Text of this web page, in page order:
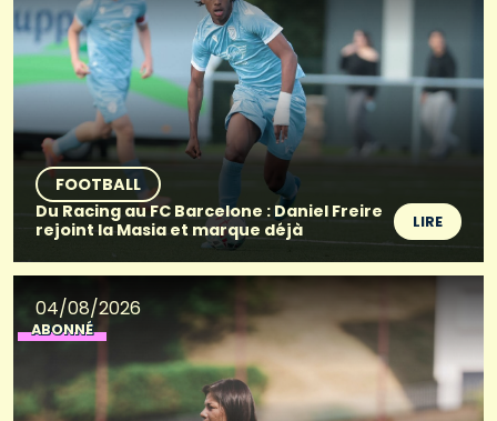
FOOTBALL
Du Racing au FC Barcelone : Daniel Freire
rejoint la Masia et marque déjà
LIRE
04/08/2026
ABONNÉ